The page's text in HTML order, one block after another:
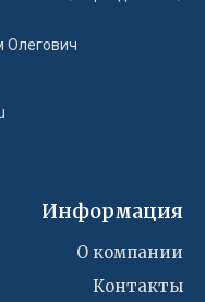
Олегович
Информация
О компании
Контакты